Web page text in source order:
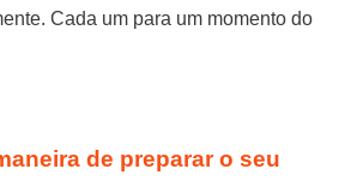
Cada um para um momento do
de preparar o seu